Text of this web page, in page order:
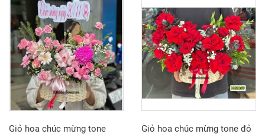
Giỏ hoa chúc mừng tone
Giỏ hoa chúc mừng tone đỏ